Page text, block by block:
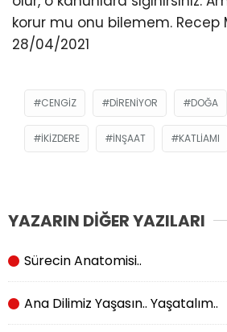
korur mu onu bilemem. Recep
28/04/2021
CENGIZ DİRENİYOR DOĞA
IKIZDERE INŞAAT KATLIAMI
YAZARIN DİĞER YAZILARI
Sürecin Anatomisi..
Ana Dilimiz Yaşasın.. Yaşatalım..